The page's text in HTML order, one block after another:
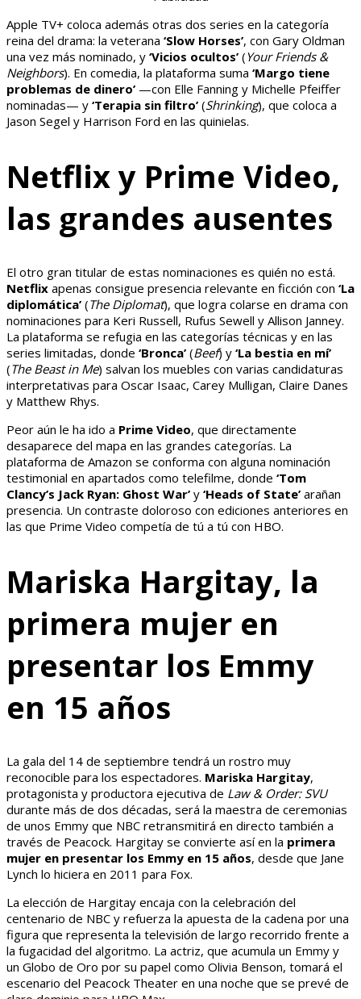
Apple TV+ coloca además otras dos series en la categoría
reina del drama: la veterana ‘Slow Horses’, con Gary Oldman
una vez más nominado, y ‘Vicios ocultos’ (Your Friends &
Neighbors). En comedia, la plataforma suma ‘Margo tiene
problemas de dinero’ —con Elle Fanning y Michelle Pfeiffer
nominadas— y ‘Terapia sin filtro’ (Shrinking), que coloca a
Jason Segel y Harrison Ford en las quinielas.
Netflix y Prime Video,
las grandes ausentes
El otro gran titular de estas nominaciones es quién no está.
Netflix apenas consigue presencia relevante en ficción con ‘La
diplomática’ (The Diplomat), que logra colarse en drama con
nominaciones para Keri Russell, Rufus Sewell y Allison Janney.
La plataforma se refugia en las categorías técnicas y en las
series limitadas, donde ‘Bronca’ (Beef) y ‘La bestia en mí’
(The Beast in Me) salvan los muebles con varias candidaturas
interpretativas para Oscar Isaac, Carey Mulligan, Claire Danes
y Matthew Rhys.
Peor aún le ha ido a Prime Video, que directamente
desaparece del mapa en las grandes categorías. La
plataforma de Amazon se conforma con alguna nominación
testimonial en apartados como telefilme, donde ‘Tom
Clancy’s Jack Ryan: Ghost War’ y ‘Heads of State’ arañan
presencia. Un contraste doloroso con ediciones anteriores en
las que Prime Video competía de tú a tú con HBO.
Mariska Hargitay, la
primera mujer en
presentar los Emmy
en 15 años
La gala del 14 de septiembre tendrá un rostro muy
reconocible para los espectadores. Mariska Hargitay,
protagonista y productora ejecutiva de Law & Order: SVU
durante más de dos décadas, será la maestra de ceremonias
de unos Emmy que NBC retransmitirá en directo también a
través de Peacock. Hargitay se convierte así en la primera
mujer en presentar los Emmy en 15 años, desde que Jane
Lynch lo hiciera en 2011 para Fox.
La elección de Hargitay encaja con la celebración del
centenario de NBC y refuerza la apuesta de la cadena por una
figura que representa la televisión de largo recorrido frente a
la fugacidad del algoritmo. La actriz, que acumula un Emmy y
un Globo de Oro por su papel como Olivia Benson, tomará el
escenario del Peacock Theater en una noche que se prevé de